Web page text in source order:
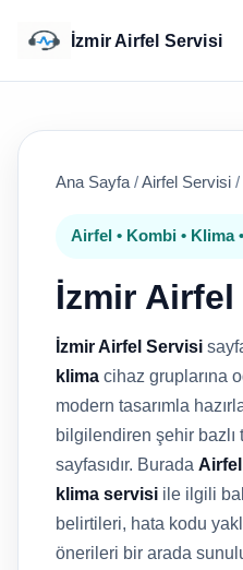
İzmir Airfel Servisi
Ana Sayfa /Airfel Servisi /
Airfel • Kombi • Klima
İzmir
İzmir Airfel Servisi
klima cihaz gruplarına
modern tasarımla
bilgilendiren şehir
sayfasıdır. Burada
klima servisi ile ilgili
belirtileri, hata kodu
önerileri bir arada